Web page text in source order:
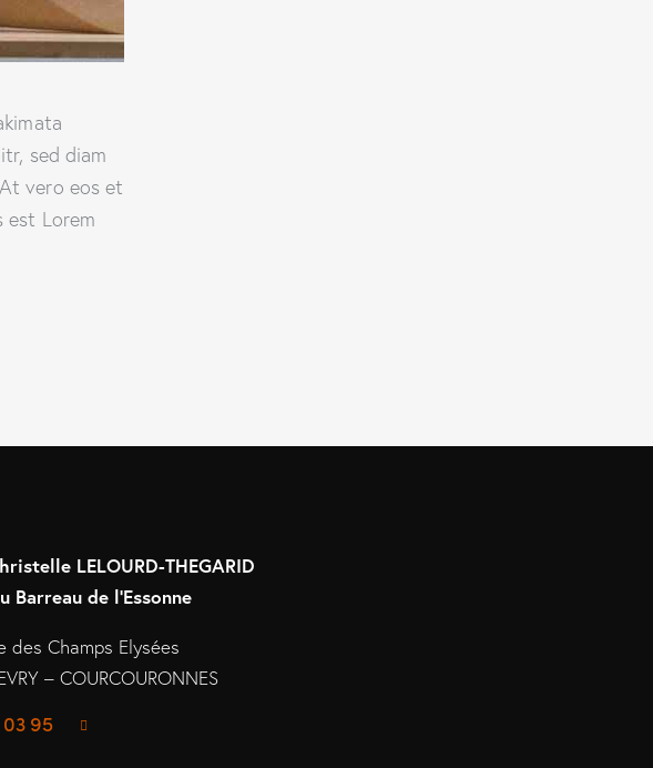
sed diam
vero eos et
est Lorem
LELOURD-THEGARID
Barreau de l’Essonne
des Champs Elysées
– COURCOURONNES
95